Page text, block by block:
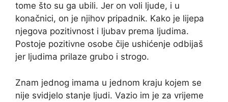
tome što su ga ubili. Jer on voli ljude, i u
konačnici, on je njihov pripadnik. Kako je lijepa
njegova pozitivnost i ljubav prema ljudima.
Postoje pozitivne osobe čije ushićenje odbijaš
jer ljudima prilaze grubo i strogo.
Znam jednog imama u jednom kraju kojem se
nije svidjelo stanje ljudi. Vazio im je za vrijeme